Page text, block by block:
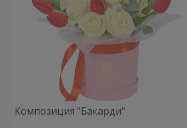
Композиция "Бакарди"